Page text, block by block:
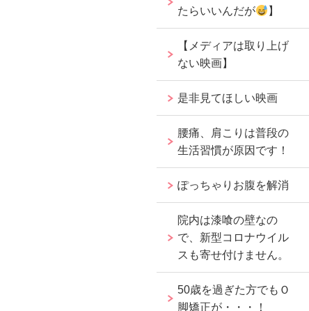
たらいいんだが
】
【メディアは取り上げ
ない映画】
是非見てほしい映画
腰痛、肩こりは普段の
生活習慣が原因です！
ぽっちゃりお腹を解消
院内は漆喰の壁なの
で、新型コロナウイル
スも寄せ付けません。
50歳を過ぎた方でもＯ
脚矯正が・・・！